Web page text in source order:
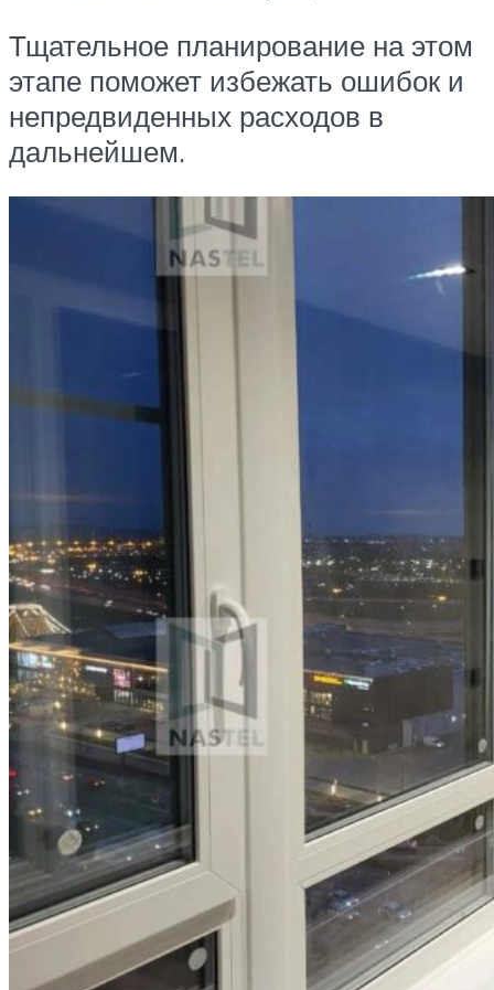
Тщательное планирование на этом
этапе поможет избежать ошибок и
непредвиденных расходов в
дальнейшем.